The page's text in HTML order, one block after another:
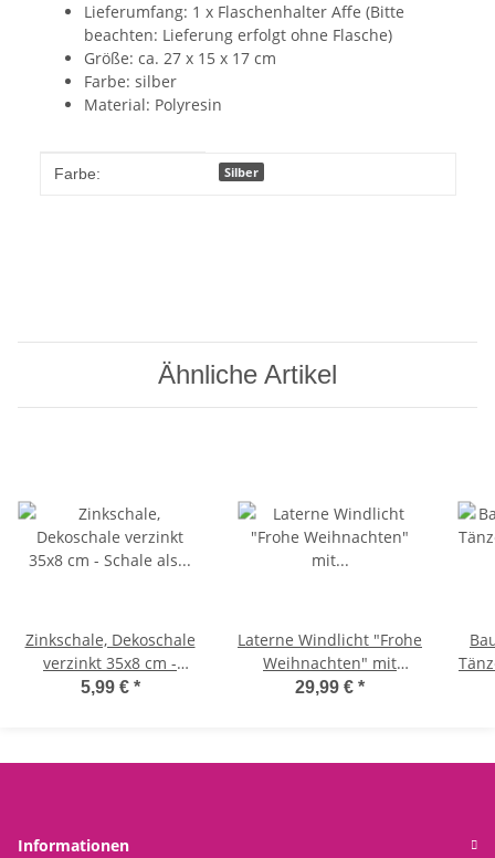
Lieferumfang: 1 x Flaschenhalter Affe (Bitte
beachten: Lieferung erfolgt ohne Flasche)
Größe: ca. 27 x 15 x 17 cm
Farbe: silber
Material: Polyresin
Produkteigenschaft
Wert
Farbe: Silber
Ähnliche Artikel
Zinkschale, Dekoschale
verzinkt 35x8 cm -
Schale als Mini Teich
5,99 € *
Laterne Windlicht "Frohe
Weihnachten" mit
Hirsch (2er Set) aus
29,99 € *
Informationen